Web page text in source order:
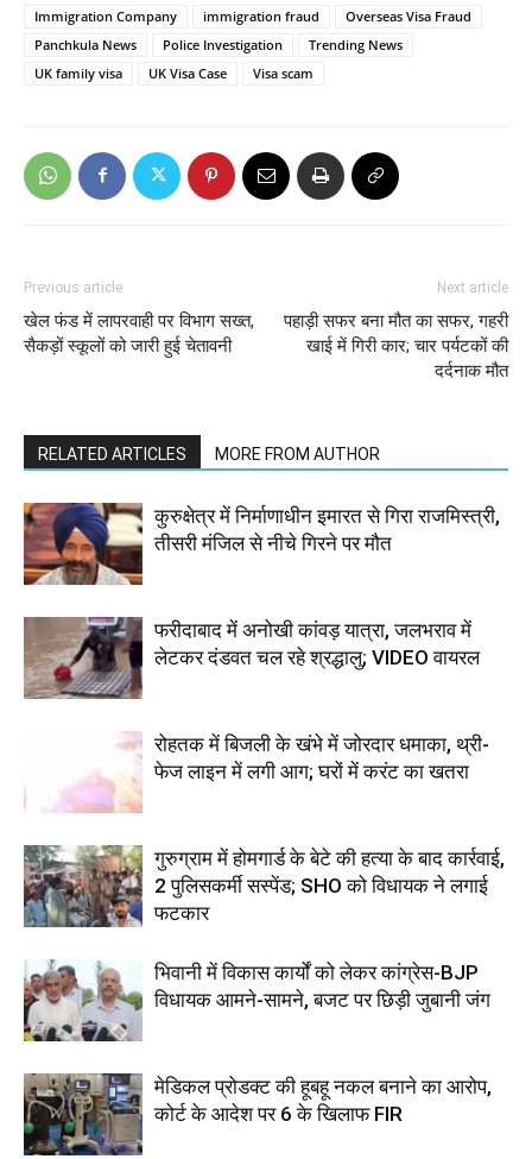
Immigration Company
immigration fraud
Overseas Visa Fraud
Panchkula News
Police Investigation
Trending News
UK family visa
UK Visa Case Visa scam
Previous article
खेल फंड में लापरवाही पर विभाग सख्त,
सैकड़ों स्कूलों को जारी हुई चेतावनी
Next article
पहाड़ी सफर बना मौत का सफर, गहरी
खाई में गिरी कार; चार पर्यटकों की
दर्दनाक मौत
RELATED ARTICLES MORE FROM AUTHOR
कुरुक्षेत्र में निर्माणाधीन इमारत से गिरा राजमिस्त्री,
तीसरी मंजिल से नीचे गिरने पर मौत
फरीदाबाद में अनोखी कांवड़ यात्रा, जलभराव में
लेटकर दंडवत चल रहे श्रद्धालु; VIDEO वायरल
रोहतक में बिजली के खंभे में जोरदार धमाका, थ्री-
फेज लाइन में लगी आग; घरों में करंट का खतरा
गुरुग्राम में होमगार्ड के बेटे की हत्या के बाद कार्रवाई,
2 पुलिसकर्मी सस्पेंड; SHO को विधायक ने लगाई
फटकार
भिवानी में विकास कार्यों को लेकर कांग्रेस-BJP
विधायक आमने-सामने, बजट पर छिड़ी जुबानी जंग
मेडिकल प्रोडक्ट की हूबहू नकल बनाने का आरोप,
कोर्ट के आदेश पर 6 के खिलाफ FIR